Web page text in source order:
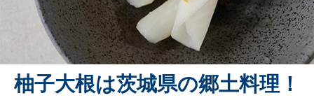
柚子大根は茨城県の郷土料理！